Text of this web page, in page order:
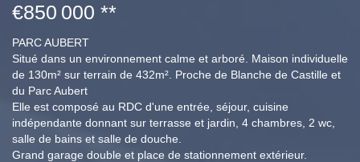
€850 000 **
PARC AUBERT
Situé dans un environnement calme et arboré. Maison individuelle
de 130m² sur terrain de 432m². Proche de Blanche de Castille et
du Parc Aubert
Elle est composé au RDC d'une entrée, séjour, cuisine
indépendante donnant sur terrasse et jardin, 4 chambres, 2 wc,
salle de bains et salle de douche.
Grand garage double et place de stationnement extérieur.